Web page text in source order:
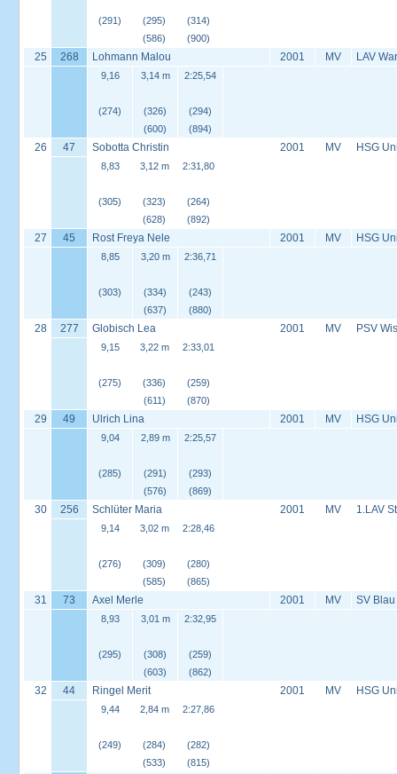
(291)
(295)
(586)
(314)
(900)
25 268 Lohmann Malou 2001 MV LAV
9,16
(274)
3,14 m
(326)
(600)
2:25,54
(294)
(894)
26 47 Sobotta Christin 2001 MV HSG
8,83
(305)
3,12 m
(323)
(628)
2:31,80
(264)
(892)
27 45 Rost Freya Nele 2001 MV HSG
8,85
(303)
3,20 m
(334)
(637)
2:36,71
(243)
(880)
28 277 Globisch Lea 2001 MV PSV
9,15
(275)
3,22 m
(336)
(611)
2:33,01
(259)
(870)
29 49 Ulrich Lina 2001 MV HSG
9,04
(285)
2,89 m
(291)
(576)
2:25,57
(293)
(869)
30 256 Schlüter Maria 2001 MV 1.LAV
9,14
(276)
3,02 m
(309)
(585)
2:28,46
(280)
(865)
31 73 Axel Merle 2001 MV SV
8,93
(295)
3,01 m
(308)
(603)
2:32,95
(259)
(862)
32 44 Ringel Merit 2001 MV HSG
9,44
(249)
2,84 m
(284)
(533)
2:27,86
(282)
(815)